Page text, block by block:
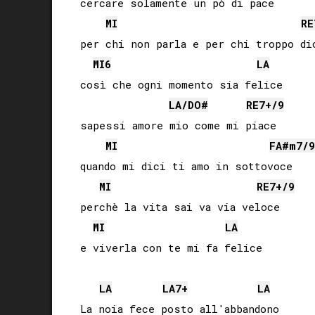
cercare solamente un pò di pace
MI
RE
per chi non parla e per chi troppo
MI6
LA
così che ogni momento sia felice
LA/DO# RE7+/9
sapessi amore mio come mi piace
MI
FA#m7/9
quando mi dici ti amo in sottovoce
MI
RE7+/9
perchè la vita sai va via veloce
MI
LA
e viverla con te mi fa felice
LA LA7+
LA
La noia fece posto all'abbandono